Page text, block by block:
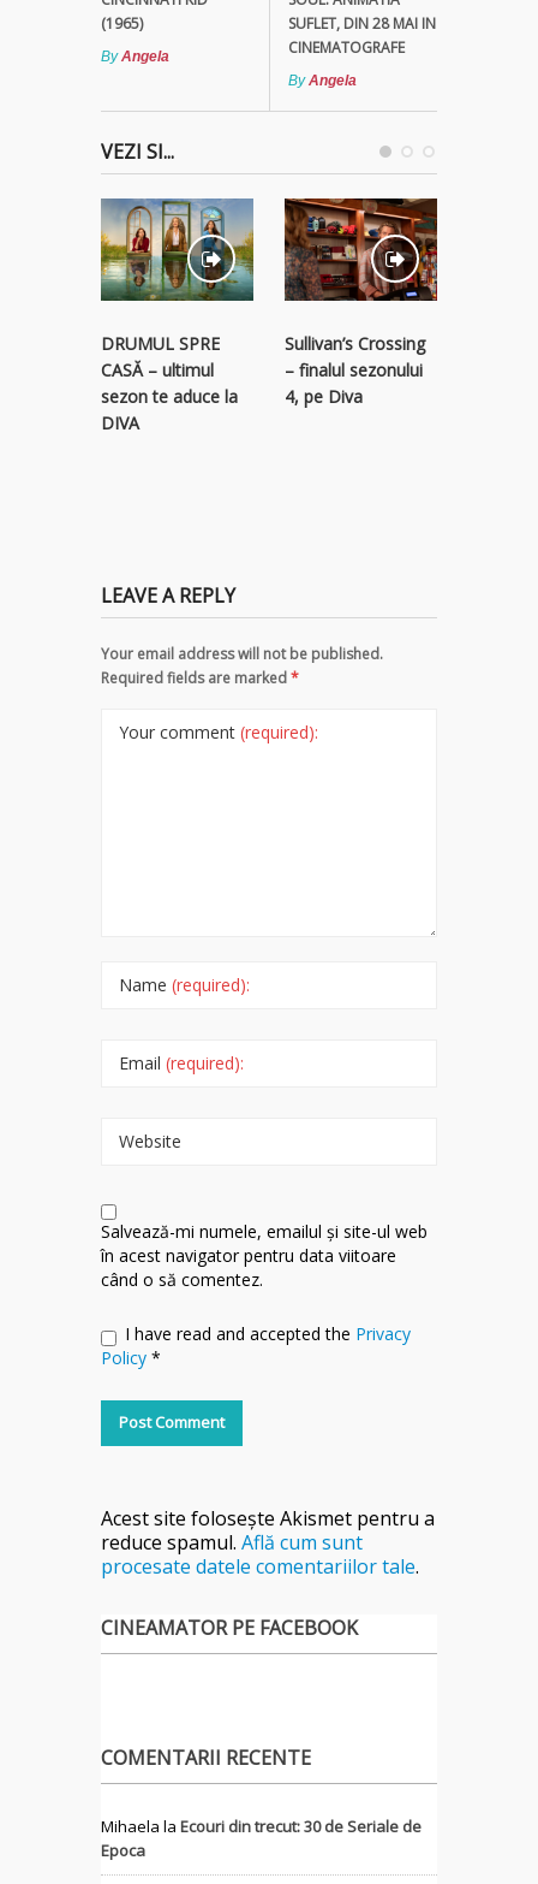
(1965)
ByAngela
SUFLET, DIN 28 MAI IN
CINEMATOGRAFE
ByAngela
VEZI SI...
DRUMUL SPRE
CASĂ – ultimul
sezon te aduce la
DIVA
Sullivan’s Crossing
– finalul sezonului
4, pe Diva
LEAVE A REPLY
Your email address will not be published.
Required fields are marked*
Your comment (required):
Name (required):
Email (required):
Website
Salvează-mi numele, emailul și site-ul web
în acest navigator pentru data viitoare
când o să comentez.
I have read and accepted the Privacy
Policy *
Acest site folosește Akismet pentru a
reduce spamul. Află cum sunt
procesate datele comentariilor tale.
CINEAMATOR PE FACEBOOK
COMENTARII RECENTE
Mihaela la Ecouri din trecut: 30 de Seriale de
Epoca